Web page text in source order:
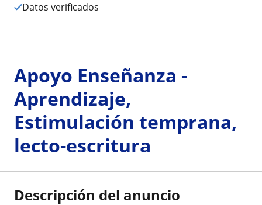
Datos verificados
Apoyo Enseñanza -
Aprendizaje,
Estimulación temprana,
lecto-escritura
Descripción del anuncio